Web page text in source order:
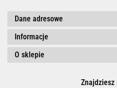
Dane adresowe
Informacje
O sklepie
Znajdziesz